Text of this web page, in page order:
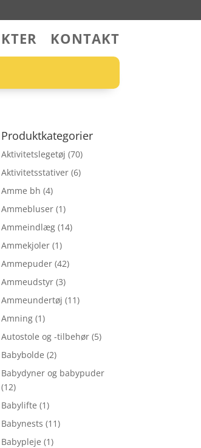
KONTAKT
Produktkategorier
Aktivitetslegetøj (70)
Aktivitetsstativer (6)
Amme bh (4)
Ammebluser (1)
Ammeindlæg (14)
Ammekjoler (1)
Ammepuder (42)
Ammeudstyr (3)
Ammeundertøj (11)
Amning (1)
Autostole og -tilbehør (5)
Babybolde (2)
Babydyner og babypuder
(12)
Babylifte (1)
Babynests (11)
Babypleje (1)